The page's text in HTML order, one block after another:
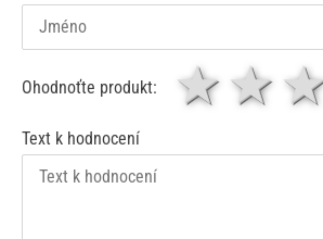
Ohodnoťte produkt: 2
1
Text k hodnocení